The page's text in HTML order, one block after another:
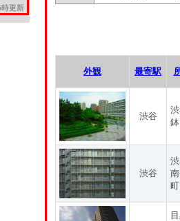
更新
外観 最寄駅
渋谷
渋谷